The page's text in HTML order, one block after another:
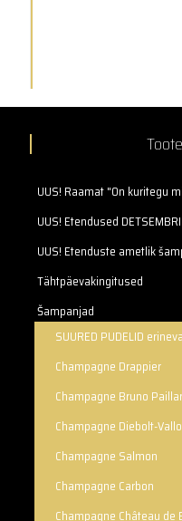
UUS! Raamat "On kuritegu
UUS! Etendused
UUS! Etenduste ametlik
Tähtpäevakingitused
Šampanjad
SUURED PUDELID
Champagne Drappier
Champagne Bruno
Champagne Diebolt-
Champagne Salmon
Champagne Carbon
Champagne Château de